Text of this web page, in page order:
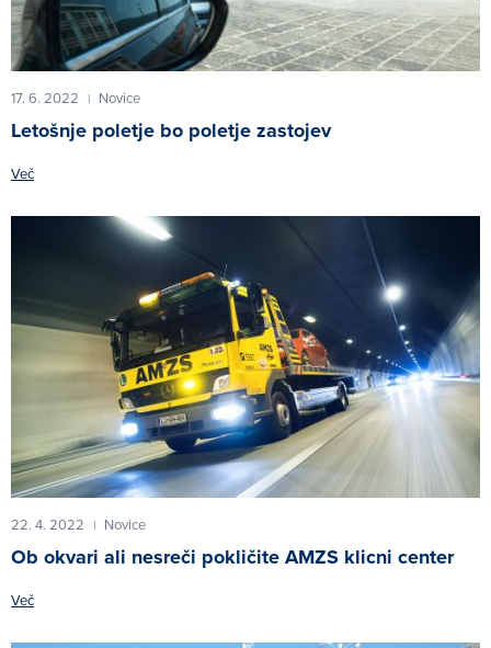
17. 6. 2022 | Novice
Letošnje poletje bo poletje zastojev
Več
22. 4. 2022 | Novice
Ob okvari ali nesreči pokličite AMZS klicni center
Več